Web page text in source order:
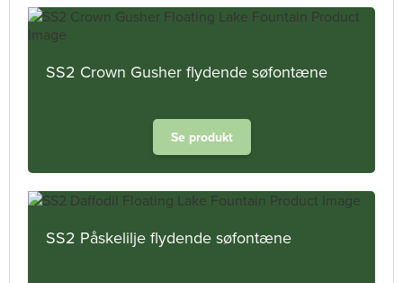
SS2 Crown Gusher flydende søfontæne
Se produkt
SS2 Påskelilje flydende søfontæne